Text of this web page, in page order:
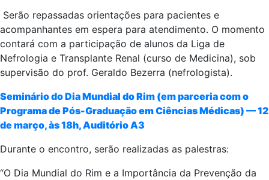
Serão repassadas orientações para pacientes e
acompanhantes em espera para atendimento. O momento
contará com a participação de alunos da Liga de
Nefrologia e Transplante Renal (curso de Medicina), sob
supervisão do prof. Geraldo Bezerra (nefrologista).
Seminário do Dia Mundial do Rim (em parceria com o
Programa de Pós-Graduação em Ciências Médicas) — 12
de março, às 18h, Auditório A3
Durante o encontro, serão realizadas as palestras:
“O Dia Mundial do Rim e a Importância da Prevenção da